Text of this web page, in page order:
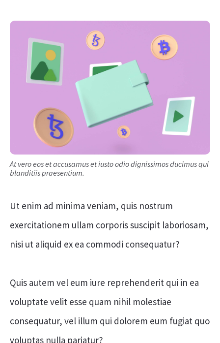
At vero eos et accusamus et iusto odio dignissimos ducimus qui
blanditiis praesentium.
Ut enim ad minima veniam, quis nostrum
exercitationem ullam corporis suscipit laboriosam,
nisi ut aliquid ex ea commodi consequatur?
Quis autem vel eum iure reprehenderit qui in ea
voluptate velit esse quam nihil molestiae
consequatur, vel illum qui dolorem eum fugiat quo
voluptas nulla pariatur?